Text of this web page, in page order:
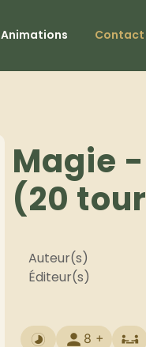
Animations Contact
Magie
(20
Auteur(s)
Éditeur(s)
8 +